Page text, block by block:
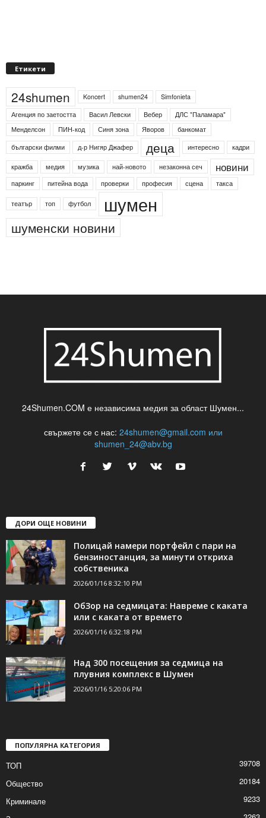
Етикети
24shumen Koncert shumen24
Simfonieta
Агенция по заетостта
Васил Левски Вебер
ДЛС "Паламара"
Менделсон
ПИН-код Синя зона Яворов
банкомат
български филми
д-р Нигяр Джафер деца интересно кадри
кражба медия музика най-новото незаконна сеч новини
паркинг питейна вода проверки професия сцена такса
театър топ футбол шумен
шуменски новини
24Shumen.COM е независима медия за област Шумен...
свържете се с нас: 24shumen@gmail.com или
shumen_24@abv.bg
ДОРИ ОЩЕ НОВИНИ
Полицай намери портфейл с пари на
бензиностанция, за минути откриха
собственика
2026/01/16 8:32:10 PM
ОбЗор на седмицата: Навреме с каката
или с каката от времето
2026/01/16 6:32:18 PM
Над 300 посещения за седмица на
плувния комплекс в Шумен
2026/01/16 5:20:06 PM
ПОПУЛЯРНА КАТЕГОРИЯ
ТОП
39708
Общество
20184
Криминале
9233